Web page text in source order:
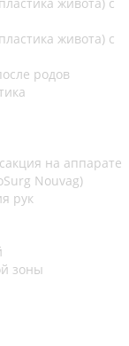
живота) с
родов
на аппарате
Nouvag)
рук
зоны